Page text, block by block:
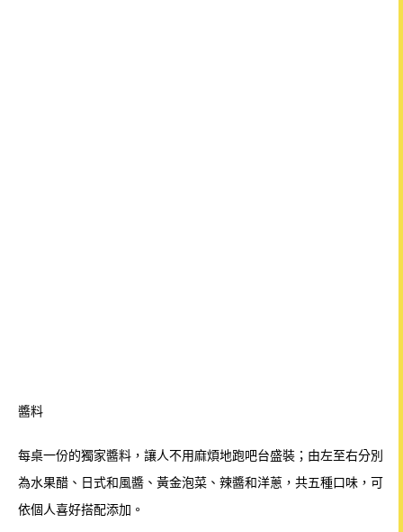
醬料
每桌一份的獨家醬料，讓人不用麻煩地跑吧台盛裝；由左至右分別
為水果醋、日式和風醬、黃金泡菜、辣醬和洋蔥，共五種口味，可
依個人喜好搭配添加。